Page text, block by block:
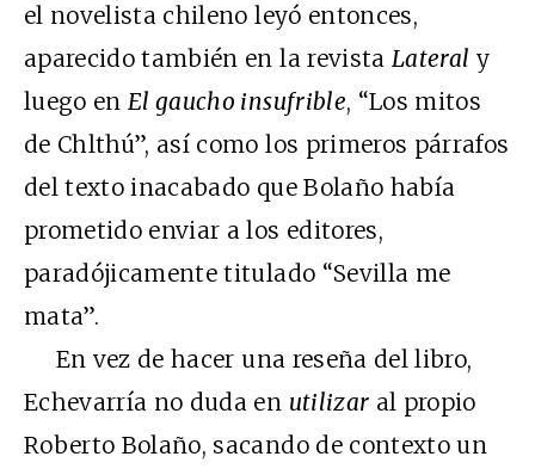
el novelista chileno leyó entonces,
aparecido también en la revista Lateral y
luego enEl gaucho insufrible, “Los mitos
de Chlthú”, así como los primeros párrafos
del texto inacabado que Bolaño había
prometido enviar a los editores,
paradójicamente titulado “Sevilla me
mata”.
En vez de hacer una reseña del libro,
Echevarría no duda en utilizar al propio
Roberto Bolaño, sacando de contexto un